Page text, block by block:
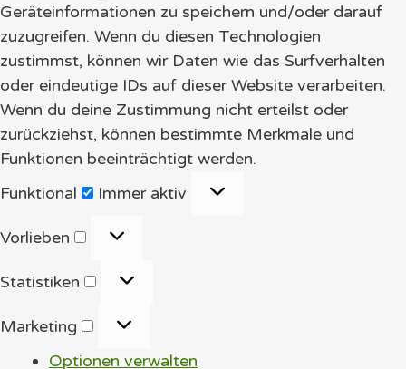
Geräteinformationen zu speichern und/oder darauf
zuzugreifen. Wenn du diesen Technologien
zustimmst, können wir Daten wie das Surfverhalten
oder eindeutige IDs auf dieser Website verarbeiten.
Wenn du deine Zustimmung nicht erteilst oder
zurückziehst, können bestimmte Merkmale und
Funktionen beeinträchtigt werden.
Funktional
Funktional
Immer aktiv
Vorlieben
Vorlieben
Statistiken
Statistiken
Marketing
Marketing
Optionen verwalten